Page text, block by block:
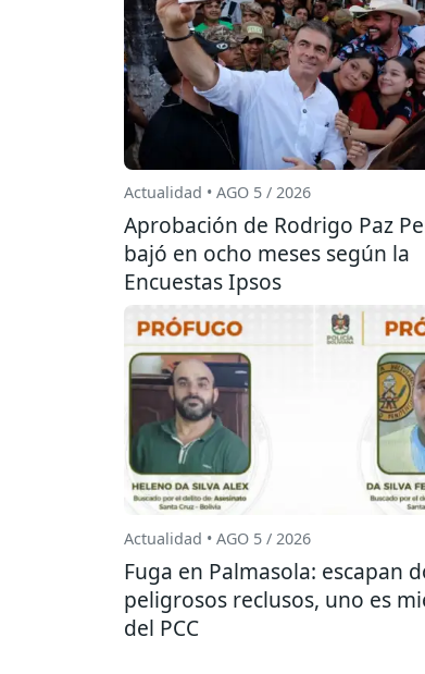
Actualidad • AGO 5 / 2026
Aprobación de Rodrigo Paz
bajó en ocho meses según la
Encuestas Ipsos
Actualidad • AGO 5 / 2026
Fuga en Palmasola: escapan
peligrosos reclusos, uno es
del PCC